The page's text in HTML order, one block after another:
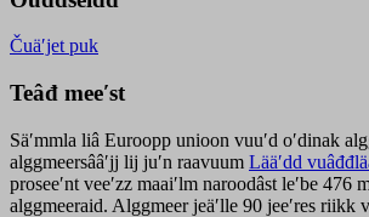
Čuäʹjet puk
Teâđ meeʹst
Säʹmmla liâ Euroopp unioon vuuʹd oʹdinak
alggmeersââʹjj lij juʹn raavuum Lääʹdd
proseeʹnt veeʹzz maaiʹlm naroodâst leʹbe 476
alggmeeraid. Alggmeer jeäʹlle 90 jeeʹres riikk